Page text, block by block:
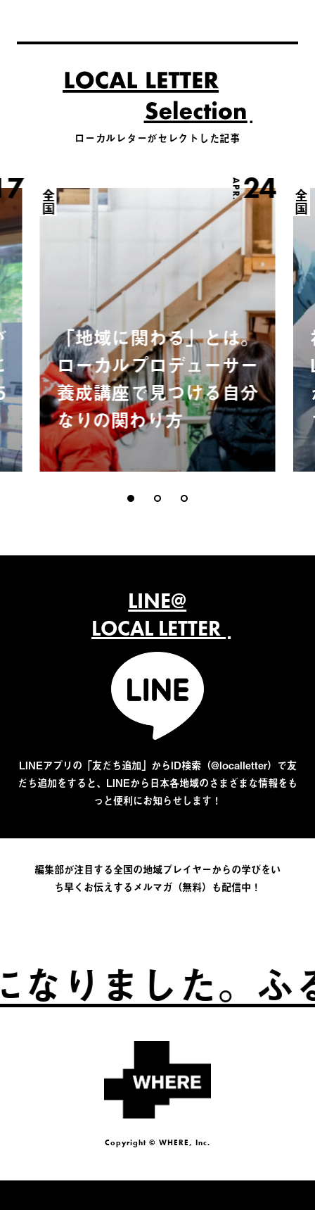
ローカルレターがセレクトした記事
APR.24
全国
「地域に関わる」とは。
ローカルプロデューサー
養成講座で見つける自分
なりの関わり方
全国
LINE@
LOCAL LETTER
LINEアプリの「友だち追加」からID検索（@localletter）で友
だち追加をすると、LINEから日本各地域のさまざまな情報をも
っと便利にお知らせします！
編集部が注目する全国の地域プレイヤーからの学びをい
ち早くお伝えするメルマガ（無料）も配信中！
した。ふるさ
Copyright © WHERE, Inc.